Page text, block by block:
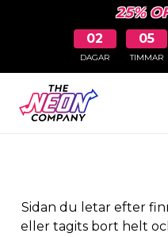
25%
02
DAGAR
05
TIMMAR
SIDAN
Sidan du letar efter
eller tagits bort helt